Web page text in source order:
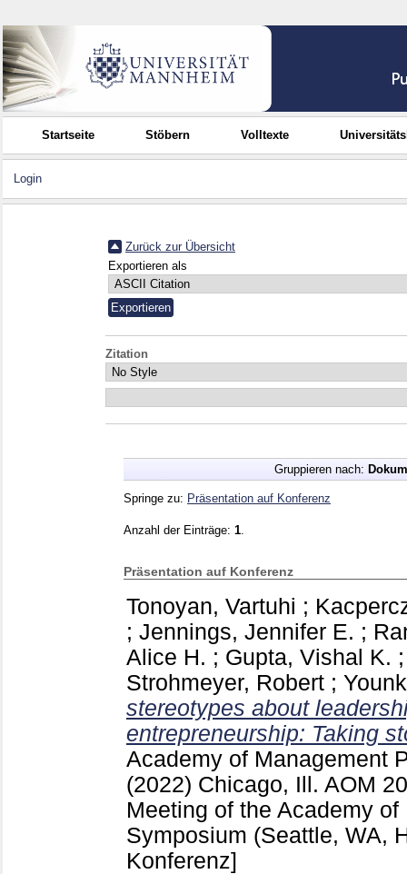
Startseite Stöbern Volltexte
Login
Zurück zur Übersicht
Exportieren als
Zitation
Gruppieren nach:
Springe zu: Präsentation auf Konferenz
Anzahl der Einträge: 1
Präsentation auf Konferenz
Tonoyan, Vartuhi ;
; Jennings, Jennifer E. ;
Alice H. ; Gupta, Vishal K.
Strohmeyer, Robert ;
stereotypes about
entrepreneurship: Taking
Academy of Management
(2022) Chicago, Ill. AOM
Meeting of the Academy
Symposium (Seattle, WA,
Konferenz]